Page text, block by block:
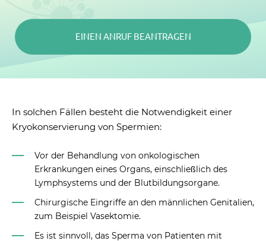
EINEN ANRUF BEANTRAGEN
In solchen Fällen besteht die Notwendigkeit einer
Kryokonservierung von Spermien:
Vor der Behandlung von onkologischen
Erkrankungen eines Organs, einschließlich des
Lymphsystems und der Blutbildungsorgane.
Chirurgische Eingriffe an den männlichen Genitalien,
zum Beispiel Vasektomie.
Es ist sinnvoll, das Sperma von Patienten mit